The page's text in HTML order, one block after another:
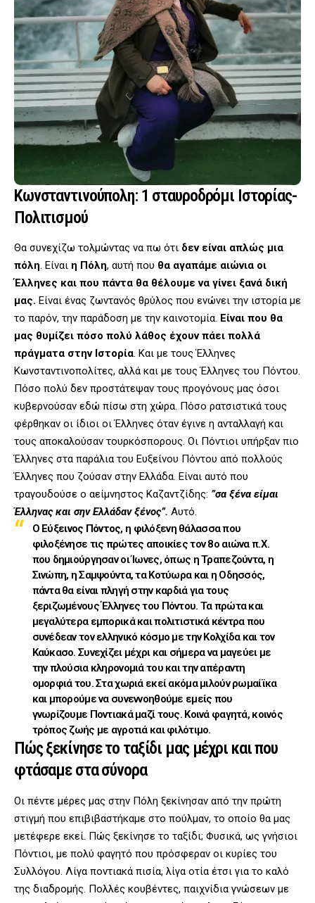
Κωνσταντινούπολη: 1 σταυροδρόμι Ιστορίας-
Πολιτισμού
Θα συνεχίζω τολμώντας να πω ότι δεν είναι απλώς μια
πόλη. Είναι η Πόλη, αυτή που θα αγαπάμε αιώνια οι
Έλληνες και που πάντα θα θέλουμε να γίνει ξανά δική
μας. Είναι ένας ζωντανός θρύλος που ενώνει την ιστορία με
το παρόν, την παράδοση με την καινοτομία. Είναι που θα
μας θυμίζει πόσο πολύ λάθος έχουν πάει πολλά
πράγματα στην Ιστορία. Και με τους Έλληνες
Κωνσταντινοπολίτες, αλλά και με τους Έλληνες του Πόντου.
Πόσο πολύ δεν προστάτεψαν τους προγόνους μας όσοι
κυβερνούσαν εδώ πίσω στη χώρα. Πόσο ρατσιστικά τους
φέρθηκαν οι ίδιοι οι Έλληνες όταν έγινε η ανταλλαγή και
τους αποκαλούσαν τουρκόσπορους. Οι Πόντιοι υπήρξαν πιο
Έλληνες στα παράλια του Ευξείνου Πόντου από πολλούς
Έλληνες που ζούσαν στην Ελλάδα. Είναι αυτό που
τραγουδούσε ο αείμνηστος Καζαντζίδης: ”σα ξένα είμαι
Έλληνας και σην Ελλάδαν ξένος”. Αυτό.
Ο Εύξεινος Πόντος, η φιλόξενη θάλασσα που
φιλοξένησε τις πρώτες αποικίες τον 8ο αιώνα π.Χ.
που δημιούργησαν οι Ίωνες, όπως η Τραπεζούντα, η
Σινώπη, η Σαμψούντα, τα Κοτύωρα και η Οδησσός,
πάντα θα είναι πληγή στην καρδιά για τους
ξεριζωμένους Έλληνες του Πόντου. Τα πρώτα και
μεγαλύτερα εμπορικά και πολιτιστικά κέντρα που
συνέδεαν τον ελληνικό κόσμο με την Κολχίδα και τον
Καύκασο. Συνεχίζει μέχρι και σήμερα να μαγεύει με
την πλούσια κληρονομιά του και την απέραντη
ομορφιά του. Στα χωριά εκεί ακόμα μιλούν ρωμαίϊκα
και μπορούμε να συνεννοηθούμε εμείς που
γνωρίζουμε Ποντιακά μαζί τους. Κοινά φαγητά, κοινός
τρόπος ζωής με αγροτιά και φιλότιμο.
Πώς ξεκίνησε το ταξίδι μας μέχρι και που
φτάσαμε στα σύνορα
Οι πέντε μέρες μας στην Πόλη ξεκίνησαν από την πρώτη
στιγμή που επιβιβαστήκαμε στο πούλμαν, το οποίο θα μας
μετέφερε εκεί. Πώς ξεκίνησε το ταξίδι; Φυσικά, ως γνήσιοι
Πόντιοι, με πολύ φαγητό που πρόσφεραν οι κυρίες του
Συλλόγου. Λίγα ποντιακά πισία, λίγα οτία έτσι για το καλό
της διαδρομής. Πολλές κουβέντες, παιχνίδια γνώσεων με